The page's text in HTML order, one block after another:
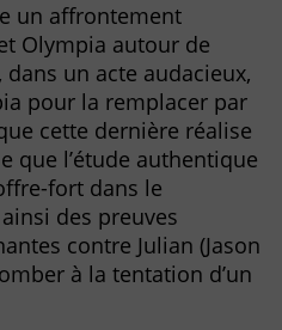
un affrontement
Olympia autour de
dans un acte audacieux,
pour la remplacer par
cette dernière réalise
que l’étude authentique
fort dans le
des preuves
contre Julian (Jason
à la tentation d’un